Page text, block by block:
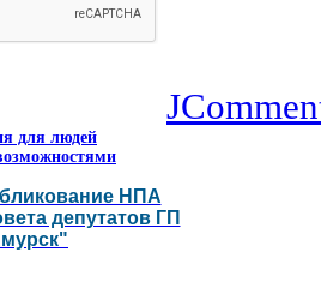
для людей
НПА
депутатов ГП